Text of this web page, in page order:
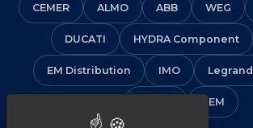
CEMER ALMO ABB WEG
DUCATI HYDRA Component
EM Distribution IMO Legrand
VEM